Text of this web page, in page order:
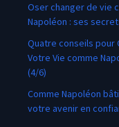
Oser changer de vie
Napoléon : ses
Quatre conseils pour
Votre Vie comme
(4/6)
Comme Napoléon
votre avenir en